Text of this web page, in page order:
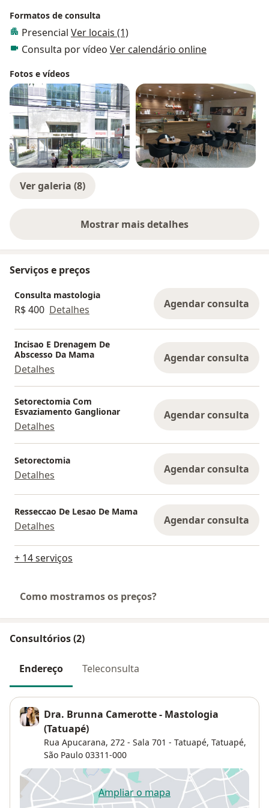
Formatos de consulta
Presencial Ver locais (1)
Consulta por vídeo Ver calendário online
Fotos e vídeos
Ver galeria (8)
Mostrar mais detalhes
sobre a experiência
Serviços e preços
Consulta mastologia
R$ 400 Detalhes Agendar consulta
Incisao E Drenagem De
Abscesso Da Mama
Detalhes
Agendar consulta
Setorectomia Com
Esvaziamento Ganglionar
Detalhes
Agendar consulta
Setorectomia
Detalhes Agendar consulta
Resseccao De Lesao De Mama
Detalhes Agendar consulta
+ 14 serviços
Como mostramos os preços?
Consultórios (2)
Endereço Teleconsulta
Dra. Brunna Camerotte - Mastologia
(Tatuapé)
Rua Apucarana, 272 - Sala 701 - Tatuapé, Tatuapé,
São Paulo 03311-000
Ampliar o mapaabre num novo separador